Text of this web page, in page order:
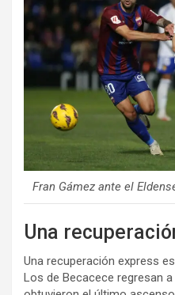
Fran Gámez ante el
Una
Una recuperación express
Los de Becacece regresan